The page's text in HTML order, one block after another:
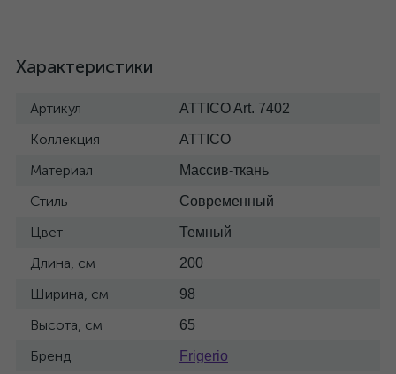
Характеристики
Артикул ATTICO Art. 7402
Коллекция ATTICO
Материал Массив-ткань
Стиль Современный
Цвет Темный
Длина, см 200
Ширина, см 98
Высота, см 65
Бренд Frigerio